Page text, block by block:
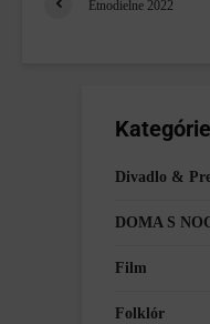
Etnodielne 2022
Kategórie
Divadlo &
DOMA S
Film
Folklór